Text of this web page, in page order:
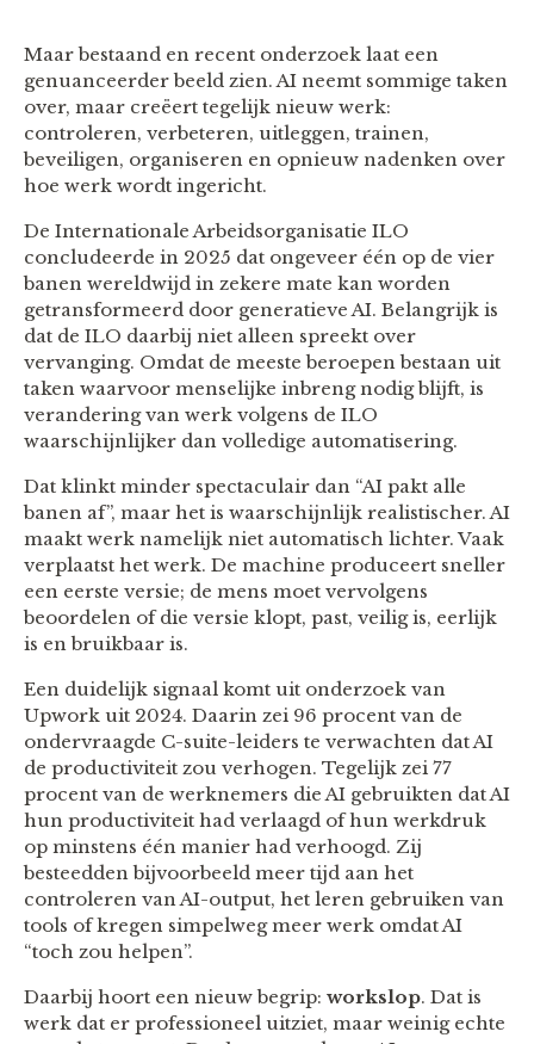
Maar bestaand en recent onderzoek laat een
genuanceerder beeld zien. AI neemt sommige taken
over, maar creëert tegelijk nieuw werk:
controleren, verbeteren, uitleggen, trainen,
beveiligen, organiseren en opnieuw nadenken over
hoe werk wordt ingericht.
De Internationale Arbeidsorganisatie ILO
concludeerde in 2025 dat ongeveer één op de vier
banen wereldwijd in zekere mate kan worden
getransformeerd door generatieve AI. Belangrijk is
dat de ILO daarbij niet alleen spreekt over
vervanging. Omdat de meeste beroepen bestaan uit
taken waarvoor menselijke inbreng nodig blijft, is
verandering van werk volgens de ILO
waarschijnlijker dan volledige automatisering.
Dat klinkt minder spectaculair dan “AI pakt alle
banen af”, maar het is waarschijnlijk realistischer. AI
maakt werk namelijk niet automatisch lichter. Vaak
verplaatst het werk. De machine produceert sneller
een eerste versie; de mens moet vervolgens
beoordelen of die versie klopt, past, veilig is, eerlijk
is en bruikbaar is.
Een duidelijk signaal komt uit onderzoek van
Upwork uit 2024. Daarin zei 96 procent van de
ondervraagde C-suite-leiders te verwachten dat AI
de productiviteit zou verhogen. Tegelijk zei 77
procent van de werknemers die AI gebruikten dat AI
hun productiviteit had verlaagd of hun werkdruk
op minstens één manier had verhoogd. Zij
besteedden bijvoorbeeld meer tijd aan het
controleren van AI-output, het leren gebruiken van
tools of kregen simpelweg meer werk omdat AI
“toch zou helpen”.
Daarbij hoort een nieuw begrip: workslop. Dat is
werk dat er professioneel uitziet, maar weinig echte